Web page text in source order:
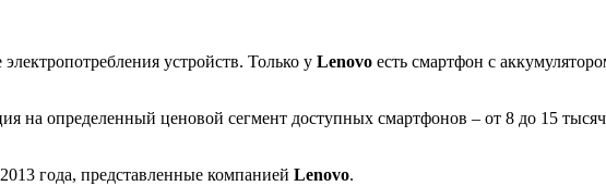
устройств. Только у Lenovo есть смартфон с
на определенный ценовой сегмент доступных смартфонов – от 8 до 15
года, представленные компанией Lenovo.